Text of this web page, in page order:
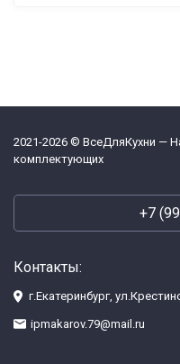
2021-2026 © ВсеДляКухни —
комплектующих
+7
Контакты:
г.Екатеринбург,
ipmakarov.79@mail.ru